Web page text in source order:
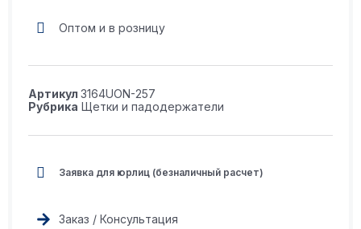
Оптом и в розницу
Артикул 3164UON-257
Рубрика Щетки и падодержатели
Заявка для юрлиц (безналичный расчет)
Заказ / Консультация